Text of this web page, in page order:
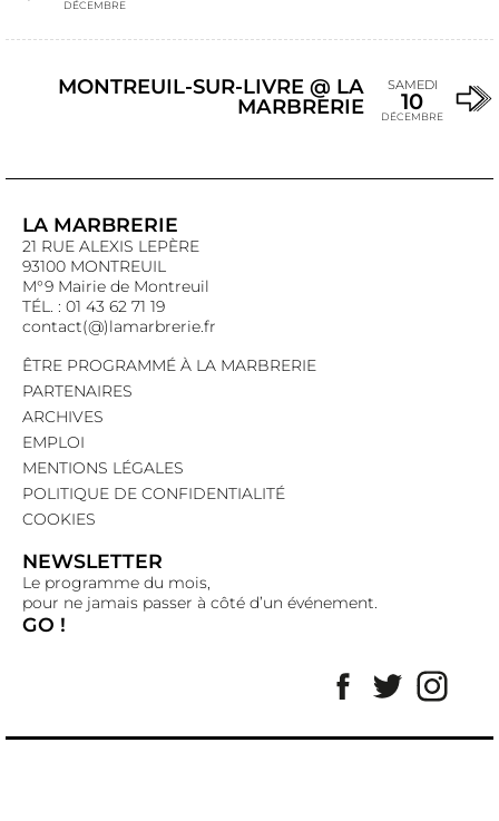
DÉCEMBRE
MONTREUIL-SUR-LIVRE @ LA
MARBRERIE
SAMEDI
10
DÉCEMBRE
LA MARBRERIE
21 RUE ALEXIS LEPÈRE
93100 MONTREUIL
M°9 Mairie de Montreuil
TÉL. : 01 43 62 71 19
contact(@)lamarbrerie.fr
ÊTRE PROGRAMMÉ À LA MARBRERIE
PARTENAIRES
ARCHIVES
EMPLOI
MENTIONS LÉGALES
POLITIQUE DE CONFIDENTIALITÉ
COOKIES
NEWSLETTER
Le programme du mois,
pour ne jamais passer à côté d’un événement.
GO !
Facebook
Twitter